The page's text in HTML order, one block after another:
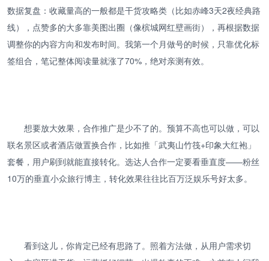
数据复盘：收藏量高的一般都是干货攻略类（比如赤峰3天2夜经典路
线），点赞多的大多靠美图出圈（像槟城网红壁画街），再根据数据
调整你的内容方向和发布时间。我第一个月做号的时候，只靠优化标
签组合，笔记整体阅读量就涨了70%，绝对亲测有效。
想要放大效果，合作推广是少不了的。预算不高也可以做，可以
联名景区或者酒店做置换合作，比如推「武夷山竹筏+印象大红袍」
套餐，用户刷到就能直接转化。选达人合作一定要看垂直度——粉丝
10万的垂直小众旅行博主，转化效果往往比百万泛娱乐号好太多。
看到这儿，你肯定已经有思路了。照着方法做，从用户需求切